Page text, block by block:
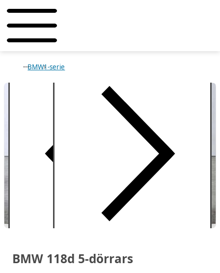
BMW1-serie
BMW 118d 5-dörrars